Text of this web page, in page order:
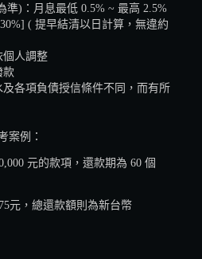
準)：月息最低 0.5% ~ 最高 2.5%
( 提早結清以日計算，無違約
個人調整
款
各項負債授信條件不同，而有所
案例：
元的款項，還款期為 60 個
元，總還款額則為新台幣